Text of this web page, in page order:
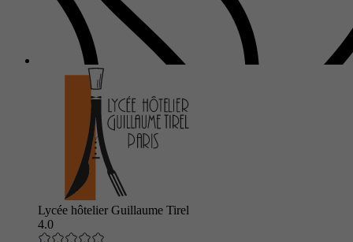
Lycée hôtelier Guillaume Tirel
4.0